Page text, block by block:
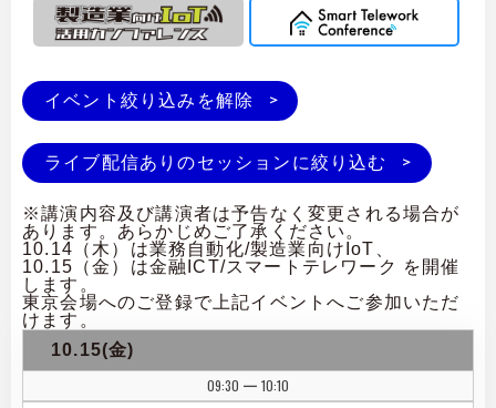
イベント絞り込みを解除
ライブ配信ありのセッションに絞り込む
※講演内容及び講演者は予告なく変更される場合が
あります。あらかじめご了承ください。
10.14（木）は業務自動化/製造業向けIoT、
10.15（金）は金融ICT/スマートテレワーク を開催
します。
東京会場へのご登録で上記イベントへご参加いただ
けます。
10.15(金)
09:30
| 10:10